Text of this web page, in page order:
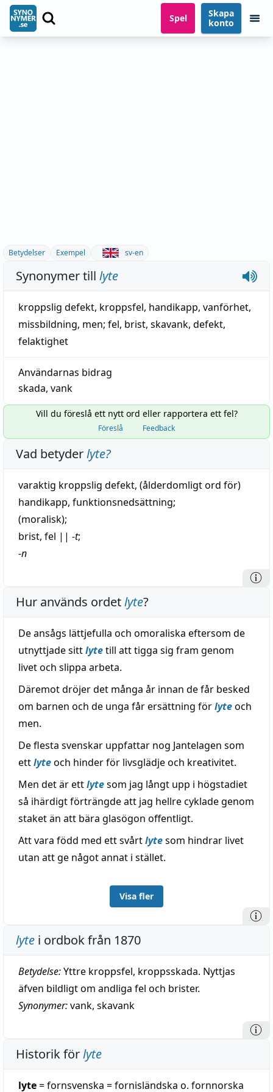
Spel
Skapa
konto
Betydelser Exempel sv-en
Synonymer till lyte
kroppslig defekt, kroppsfel, handikapp, vanförhet,
missbildning, men; fel, brist, skavank, defekt,
felaktighet
Användarnas bidrag
skada, vank
Vill du föreslå ett nytt ord eller rapportera ett fel?
Föreslå Feedback
Vad betyderlyte?
varaktig kroppslig defekt, (ålderdomligt ord för)
handikapp, funktionsnedsättning;
(moralisk);
brist, fel || -t;
-n
Hur används ordetlyte?
De ansågs lättjefulla och omoraliska eftersom de
utnyttjade sittlytetill att tigga sig fram genom
livet och slippa arbeta.
Däremot dröjer det många år innan de får besked
om barnen och de unga får ersättning förlyteoch
men.
De flesta svenskar uppfattar nog Jantelagen som
ettlyteoch hinder för livsglädje och kreativitet.
Men det är ettlytesom jag långt upp i högstadiet
så ihärdigt förträngde att jag hellre cyklade genom
staket än att bära glasögon offentligt.
Att vara född med ett svårtlytesom hindrar livet
utan att ge något annat i stället.
Visa fler
lyte i ordbok från 1870
Betydelse:Yttre kroppsfel, kroppsskada. Nyttjas
äfven bildligt om andliga fel och brister.
Synonymer:vank, skavank
Historik förlyte
lyte= fornsvenska = fornisländska o. fornnorska